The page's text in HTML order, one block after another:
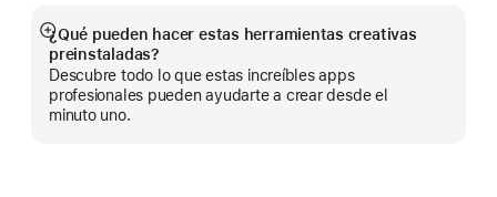
ventana
¿Qué pueden hacer estas herramientas creativas
preinstaladas?
Descubre todo lo que estas increíbles apps
profesionales pueden ayudarte a crear desde el
minuto uno.
Mostrar
más